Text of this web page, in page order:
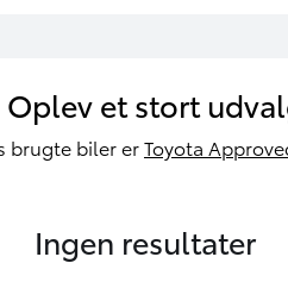
Oplev et stort
brugte biler erToyota
Ingen resultater